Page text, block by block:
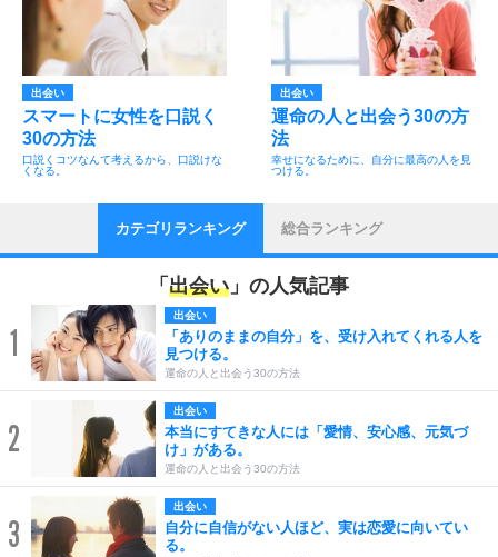
出会い
スマートに女性を口説く
30の方法
口説くコツなんて考えるから、口説けな
くなる。
出会い
運命の人と出会う30の方
法
幸せになるために、自分に最高の人を見
つける。
カテゴリランキング 総合ランキング
「 出会い 」の人気記事
1
出会い
「ありのままの自分」を、受け入れてくれる人を
見つける。
運命の人と出会う30の方法
2
出会い
本当にすてきな人には「愛情、安心感、元気づ
け」がある。
運命の人と出会う30の方法
3
出会い
自分に自信がない人ほど、実は恋愛に向いてい
る。